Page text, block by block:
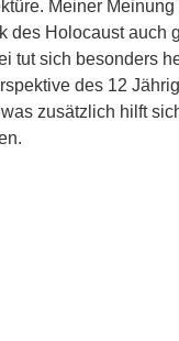
Meiner Meinung
des Holocaust auch
tut sich besonders
des 12
zusätzlich hilft